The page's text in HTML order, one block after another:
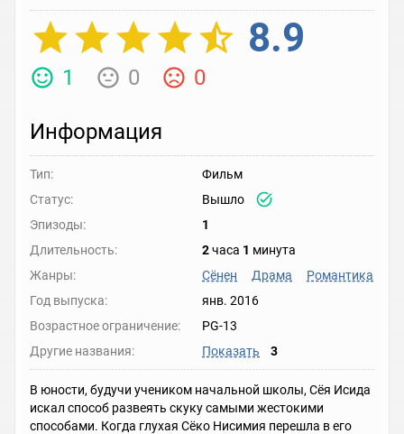
8.9
1 0 0
Информация
Тип:
Фильм
Статус:
Вышло
Эпизоды:
1
Длительность:
2часа 1 минута
Жанры:
Сёнен Драма
Романтика
Год выпуска:
янв. 2016
Возрастное ограничение:
PG-13
Другие названия:
Показать 3
В юности, будучи учеником начальной школы, Сёя Исида
искал способ развеять скуку самыми жестокими
способами. Когда глухая Сёко Нисимия перешла в его